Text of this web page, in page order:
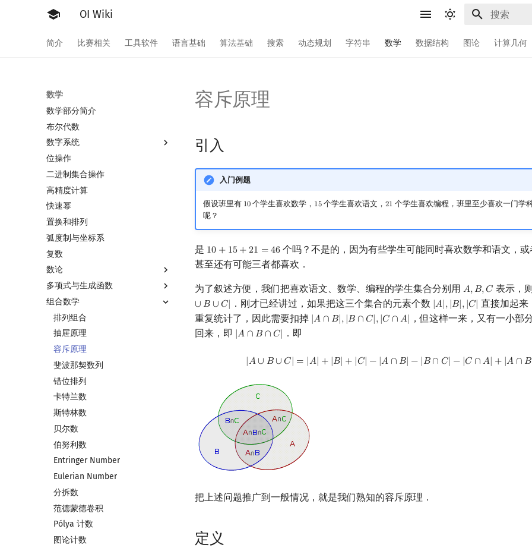
OI Wiki
简介 比赛相关 工具软件 语言基础 算法基础 搜索 动态规划 字符串 数学 数据结构 图论 计算几何
数学
数学部分简介
布尔代数
数字系统
数字系统简介
进位制
平衡三进制
格雷码
位操作
二进制集合操作
高精度计算
快速幂
置换和排列
弧度制与坐标系
复数
数论
数论基础
模算术简介
素数
最大公约数
欧拉函数
筛法
分解质因数
裴蜀定理 & 一次不定方程
费马小定理 & 欧拉定理
模逆元
线性同余方程
中国剩余定理
升幂引理
阶乘取模
卢卡斯定理
同余方程
二次剩余
多项式与生成函数
多项式与生成函数简介
代数基本定理
快速傅里叶变换
快速数论变换
快速沃尔什变换
Chirp Z 变换
多项式牛顿迭代
多项式多点求值|快速插值
多项式初等函数
常系数齐次线性递推
多项式平移|连续点值平移
符号化方法
Lagrange 反演
形式幂级数复合|复合逆
普通生成函数
指数生成函数
组合数学
排列组合
抽屉原理
容斥原理
斐波那契数列
错位排列
卡特兰数
斯特林数
贝尔数
伯努利数
Entringer Number
Eulerian Number
分拆数
范德蒙德卷积
Pólya 计数
图论计数
容斥原理
引入
入门例题
假设班里有 10
10 个学生喜欢数学， 15
15 个学生喜欢语文，21
21 个学生喜欢编程，班里至少喜欢一门学
呢？
是 10 + 15+21 = 46
10 +15+21= 46
个吗？不是的，因为有些学生可能同时喜欢数学和语文，或
甚至还有可能三者都喜欢．
为了叙述方便，我们把喜欢语文、数学、编程的学生集合分别用 𝐴,𝐵,𝐶
A,B,C 表示，
∪ 𝐵 ∪𝐶| ．刚才已经讲过，如果把这三个集合的元素个数 |𝐴|,|𝐵|,|𝐶|
|A| ,| B| ,| C| 直接加起来
重复统计了，因此需要扣掉 |𝐴 ∩ 𝐵|,|𝐵 ∩𝐶|,|𝐶 ∩𝐴|
|A∩B|, |B ∩ C| ,|C ∩A|
，但这样一来，又有一小部
回来，即 |𝐴 ∩ 𝐵 ∩𝐶|
|A∩B∩ C| ．即
|𝐴∪ 𝐵∪𝐶| = |𝐴| + |𝐵| + |𝐶| − |𝐴 ∩ 𝐵| − |𝐵∩ 𝐶| − |𝐶 ∩𝐴| + |𝐴 ∩ 𝐵
|A ∪ B ∪C | | A| | B|+| − |A∩ B| B ∩C| −|C A|+ |A ∩B ∩ C |
把上述问题推广到一般情况，就是我们熟知的容斥原理．
定义